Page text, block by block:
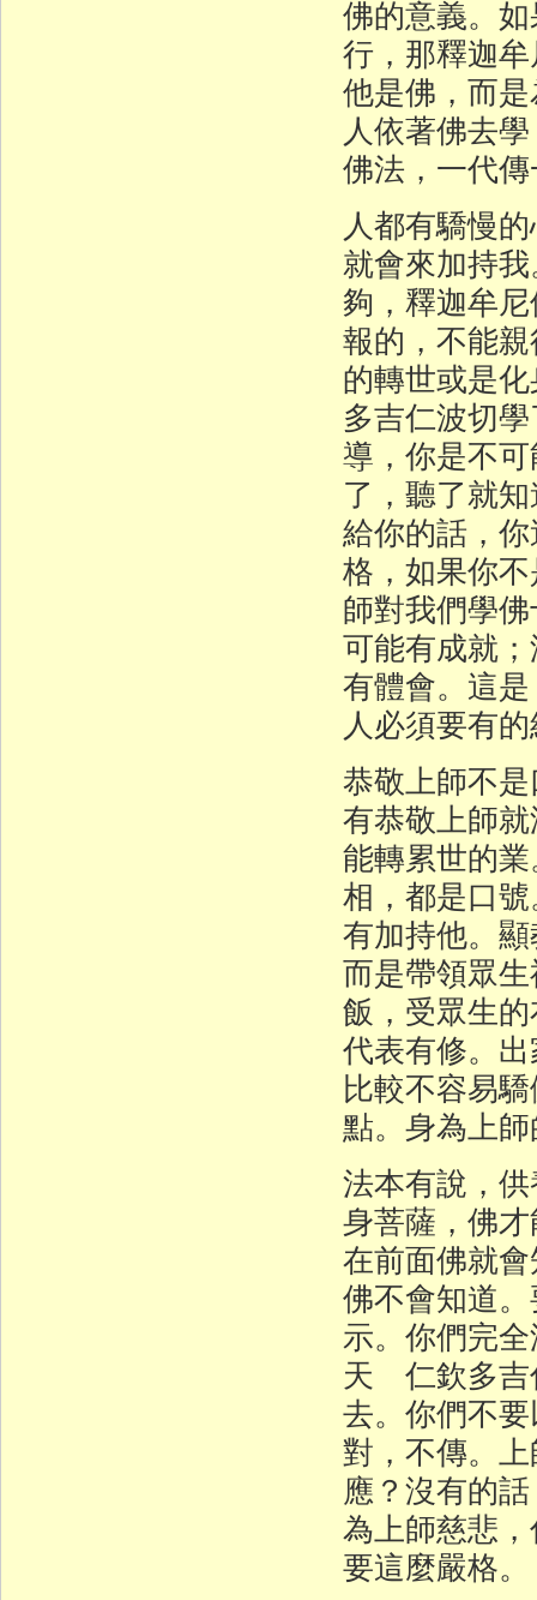
佛的意義。
行，那釋迦
他是佛，而
人依著佛去
佛法，一代
人都有驕慢
就會來加持
夠，釋迦牟
報的，不能
的轉世或是
多吉仁波切
導，你是不
了，聽了就
給你的話，
格，如果你
師對我們學
可能有成就
有體會。這
人必須要有
恭敬上師不
有恭敬上師
能轉累世的
相，都是口
有加持他。
而是帶領眾
飯，受眾生
代表有修。
比較不容易
點。身為上
法本有說，
身菩薩，佛
在前面佛就
佛不會知道
示。你們完
天 仁欽多吉
去。你們不
對，不傳。
應？沒有的
為上師慈悲
要這麼嚴格。